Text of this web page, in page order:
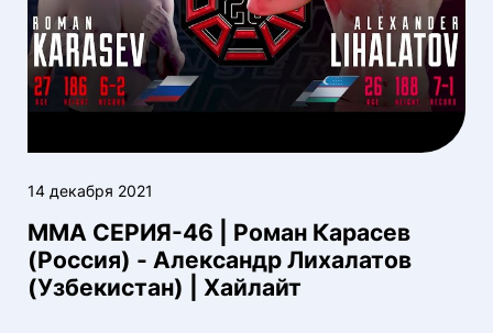
14 декабря 2021
ММА СЕРИЯ-46 | Роман Карасев
(Россия) - Александр Лихалатов
(Узбекистан) | Хайлайт